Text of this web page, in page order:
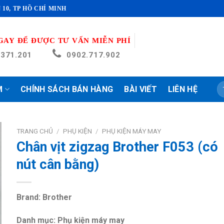
TP HỒ CHÍ MINH
ĐỂ ĐƯỢC TƯ VẤN MIỄN PHÍ
0902.717.902
CHÍNH SÁCH BÁN HÀNG BÀI VIẾT LIÊN HỆ
TRANG CHỦ / PHỤ KIỆN / PHỤ KIỆN MÁY MAY
Chân vịt zigzag Brother F053 (có
nút cân bằng)
Brand: Brother
Danh mục: Phụ kiện máy may